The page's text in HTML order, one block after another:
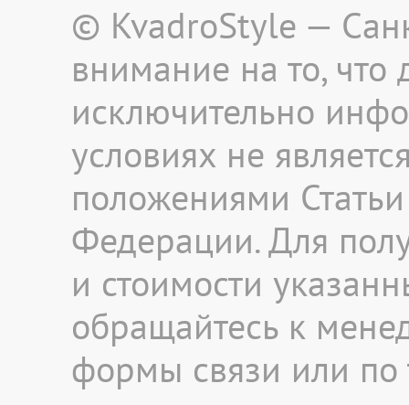
© KvadroStyle —
внимание на то, что
исключительно
условиях не
положениями
Федерации. Для
и стоимости
обращайтесь к
формы связи или по